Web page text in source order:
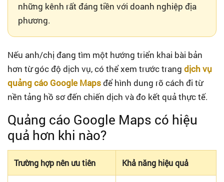
những kênh rất đáng tiền với doanh nghiệp địa
phương.
Nếu anh/chị đang tìm một hướng triển khai bài bản
hơn từ góc độ dịch vụ, có thể xem trước trang dịch vụ
quảng cáo Google Mapsđể hình dung rõ cách đi từ
nền tảng hồ sơ đến chiến dịch và đo kết quả thực tế.
Quảng cáo Google Maps có hiệu
quả hơn khi nào?
Trường hợp nên ưu tiên Khả năng hiệu quả